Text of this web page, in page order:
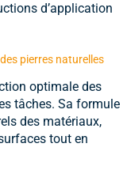
d’application
pierres naturelles
optimale des
tâches. Sa formule
des matériaux,
tout en